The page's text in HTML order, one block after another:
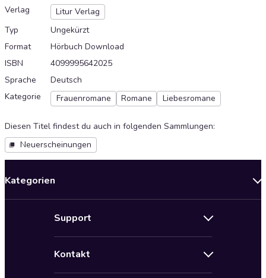
Verlag
Litur Verlag
Typ
Ungekürzt
Format
Hörbuch Download
ISBN
4099995642025
Sprache
Deutsch
Kategorie
Frauenromane Romane Liebesromane
Diesen Titel findest du auch in folgenden Sammlungen:
Neuerscheinungen
Kategorien
Support
Kontakt